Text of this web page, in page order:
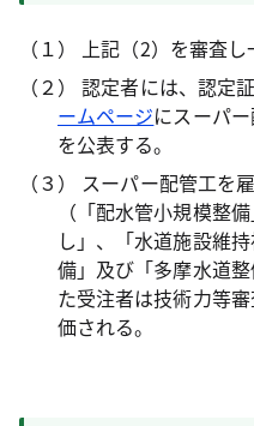
（１） 上記（2）を審査
（２） 認定者には、認定
ームページにスーパ
を公表する。
（３） スーパー配管工を
（「配水管小規模整
し」、「水道施設維
備」及び「多摩水道
た受注者は技術力等
価される。